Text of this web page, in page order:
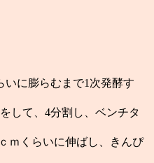
いに膨らむまで1次発酵す
して、4分割し、ベンチタ
ｍくらいに伸ばし、きんぴ